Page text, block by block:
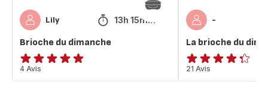
Lily 13h 15min
Brioche du dimanche
Avis
5
4 Avis
-
La brioche du
ratings.4.3
21 Avis